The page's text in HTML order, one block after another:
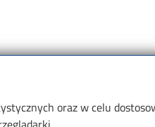
oraz w celu